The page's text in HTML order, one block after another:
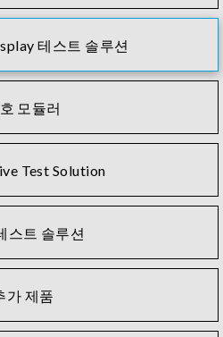
테스트 솔루션
모듈러
Test Solution
스트 솔루션
가 제품